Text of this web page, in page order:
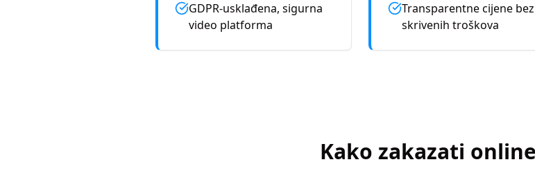
GDPR-usklađena, sigurna
video platforma
Transparentne cijene bez
skrivenih troškova
Kako zakazati